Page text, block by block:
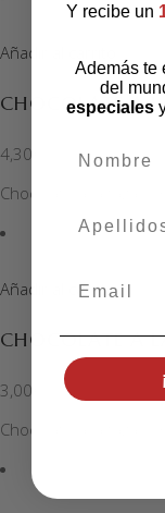
Añadir al carrito
CHOCOLATE A
4,30
Chocolate a la taza
Añadir al carrito
CHOCOLATE A
3,00
Chocolate a la taza
Y recibe un
Además te
del
especiales